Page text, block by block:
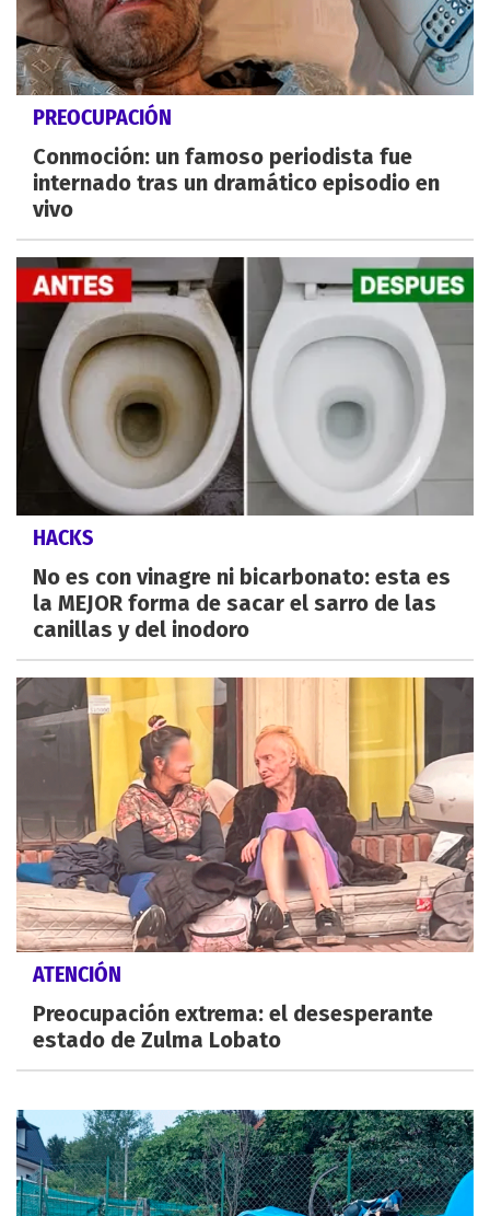
PREOCUPACIÓN
Conmoción: un famoso periodista fue
internado tras un dramático episodio en
vivo
HACKS
No es con vinagre ni bicarbonato: esta es
la MEJOR forma de sacar el sarro de las
canillas y del inodoro
ATENCIÓN
Preocupación extrema: el desesperante
estado de Zulma Lobato